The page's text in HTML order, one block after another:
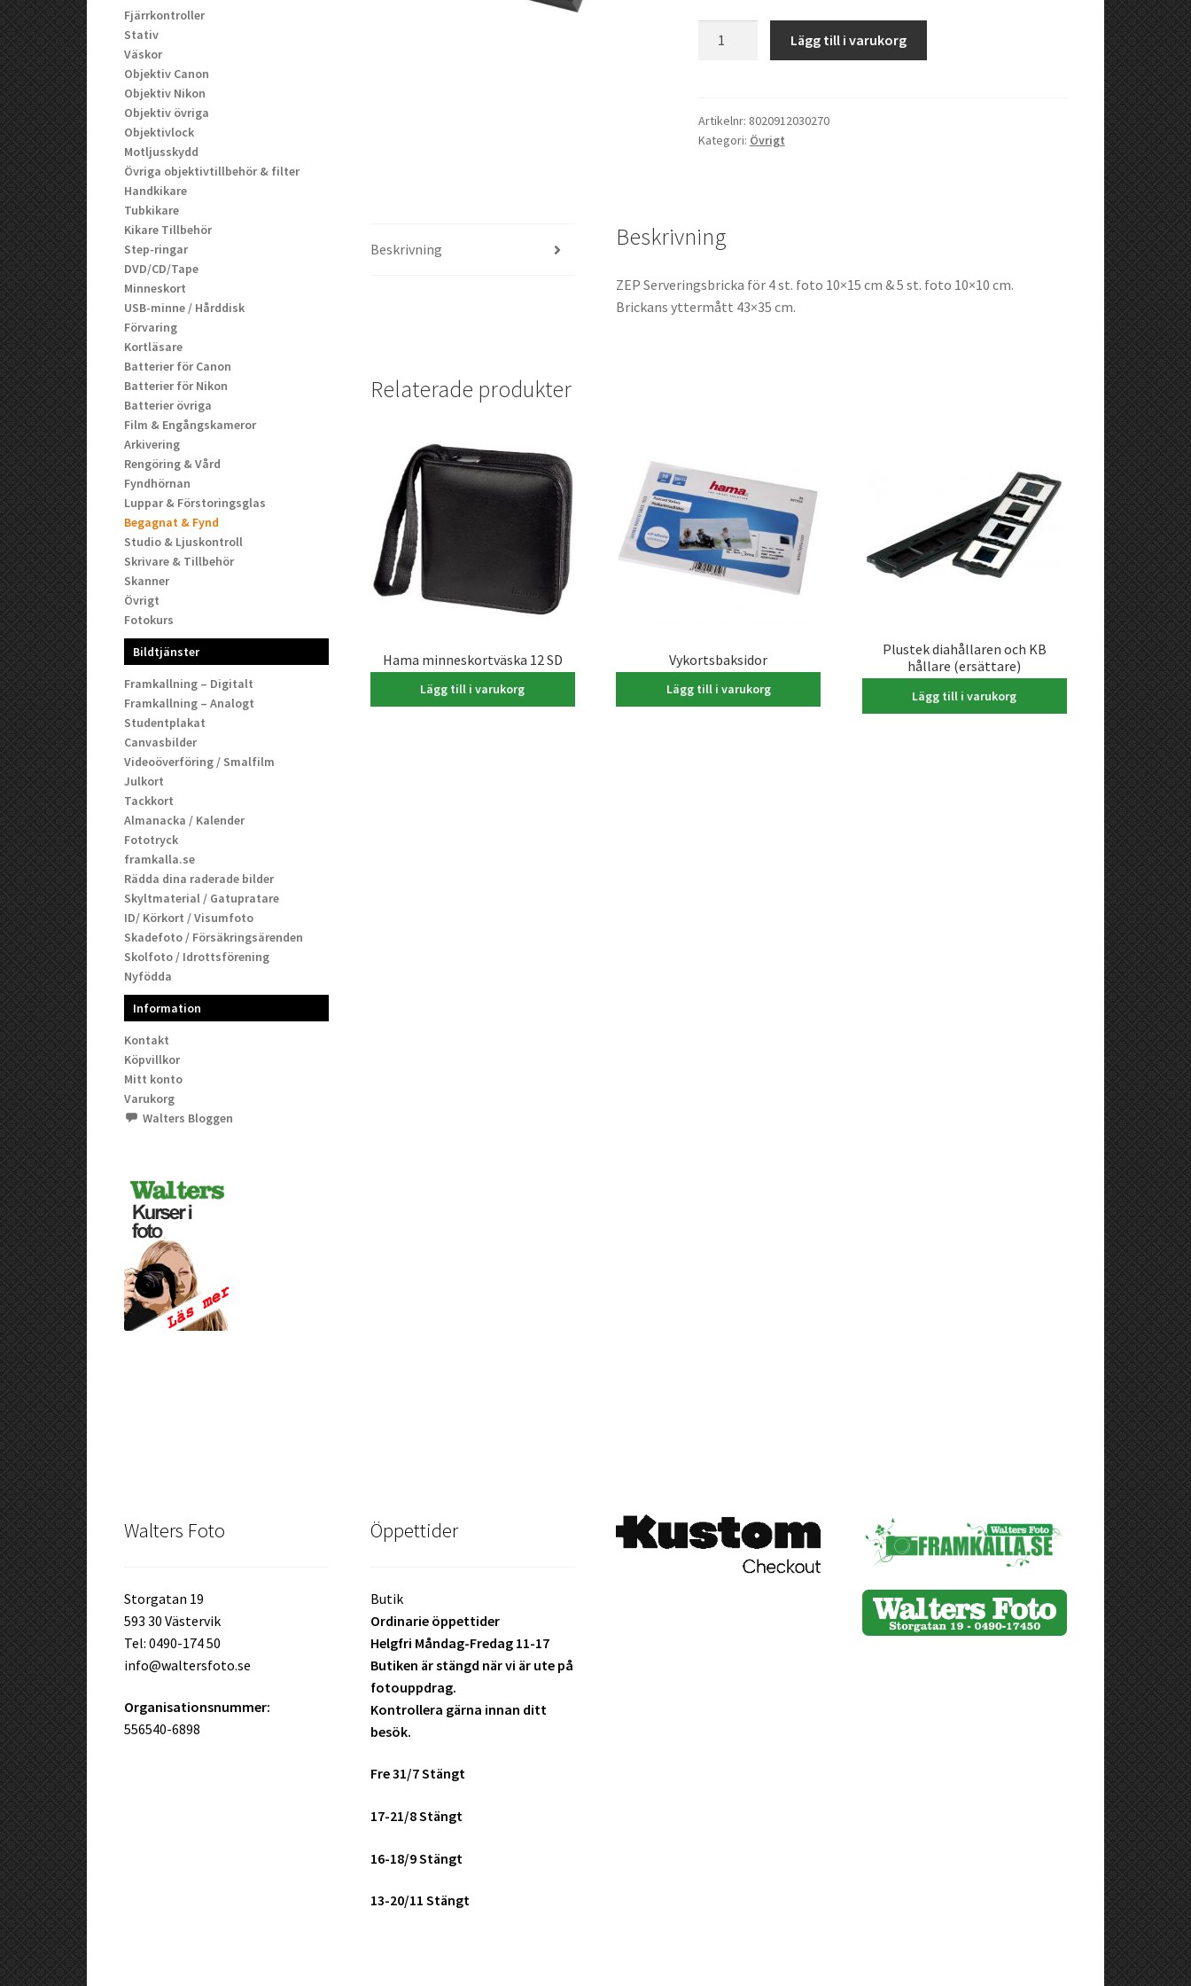
Lägg till i varukorg
Artikelnr: 8020912030270
Kategori: Övrigt
Beskrivning Beskrivning
ZEP Serveringsbricka för 4 st. foto 10×15 cm & 5 st. foto 10×10 cm.
Brickans yttermått 43×35 cm.
Relaterade produkter
Hama minneskortväska 12 SD
195,00kr
Lägg till i varukorg
Vykortsbaksidor
50,00kr
Lägg till i varukorg
Plustek diahållaren och KB
hållare (ersättare)
395,00kr
Lägg till i varukorg
Fjärrkontroller
Stativ
Väskor
Objektiv Canon
Objektiv Nikon
Objektiv övriga
Objektivlock
Motljusskydd
Övriga objektivtillbehör & filter
Handkikare
Tubkikare
Kikare Tillbehör
Step-ringar
DVD/CD/Tape
Minneskort
USB-minne / Hårddisk
Förvaring
Kortläsare
Batterier för Canon
Batterier för Nikon
Batterier övriga
Film & Engångskameror
Arkivering
Rengöring & Vård
Fyndhörnan
Luppar & Förstoringsglas
Begagnat & Fynd
Studio & Ljuskontroll
Skrivare & Tillbehör
Skanner
Övrigt
Fotokurs
Bildtjänster
Framkallning – Digitalt
Framkallning – Analogt
Studentplakat
Canvasbilder
Videoöverföring / Smalfilm
Julkort
Tackkort
Almanacka / Kalender
Fototryck
framkalla.se
Rädda dina raderade bilder
Skyltmaterial / Gatupratare
ID/ Körkort / Visumfoto
Skadefoto / Försäkringsärenden
Skolfoto / Idrottsförening
Nyfödda
Information
Kontakt
Köpvillkor
Mitt konto
Varukorg
Walters Bloggen
Walters Foto
Storgatan 19
593 30 Västervik
Tel: 0490-174 50
info@waltersfoto.se
Organisationsnummer:
556540-6898
Öppettider
Butik
Ordinarie öppettider
Helgfri Måndag-Fredag 11-17
Butiken är stängd när vi är ute på
fotouppdrag.
Kontrollera gärna innan ditt
besök.
Fre 31/7 Stängt
17-21/8 Stängt
16-18/9 Stängt
13-20/11 Stängt